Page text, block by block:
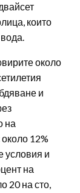
които
около
и
на
12%
условия и
на
20 на сто,